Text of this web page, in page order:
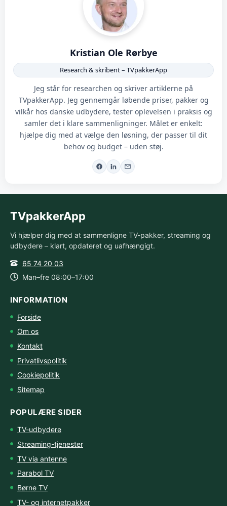
Kristian Ole Rørbye
Research & skribent – TVpakkerApp
Jeg står for researchen og skriver artiklerne på
TVpakkerApp. Jeg gennemgår løbende priser, pakker og
vilkår hos danske udbydere, tester oplevelsen i praksis og
samler det i klare sammenligninger. Målet er enkelt:
hjælpe dig med at vælge den løsning, der passer til dit
behov og budget – uden støj.
TVpakkerApp
Vi hjælper dig med at sammenligne TV-pakker, streaming og
udbydere – klart, opdateret og uafhængigt.
65 74 20 03
Man–fre 08:00–17:00
INFORMATION
Forside
Om os
Kontakt
Privatlivspolitik
Cookiepolitik
Sitemap
POPULÆRE SIDER
TV-udbydere
Streaming-tjenester
TV via antenne
Parabol TV
Børne TV
TV- og internetpakker